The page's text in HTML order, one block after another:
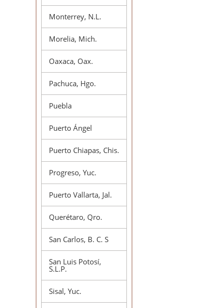
Monterrey, N.L.
Morelia, Mich.
Oaxaca, Oax.
Pachuca, Hgo.
Puebla
Puerto Ángel
Puerto Chiapas, Chis.
Progreso, Yuc.
Puerto Vallarta, Jal.
Querétaro, Qro.
San Carlos, B. C. S
San Luis Potosí,
S.L.P.
Sisal, Yuc.